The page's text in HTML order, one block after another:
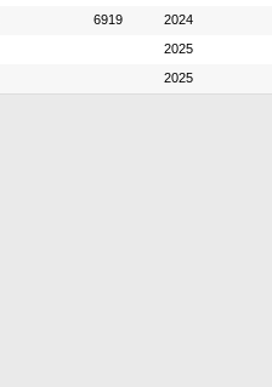
6919 2024
2025
2025